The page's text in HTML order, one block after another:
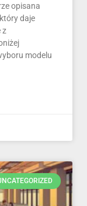
opisana
daje
z
modelu